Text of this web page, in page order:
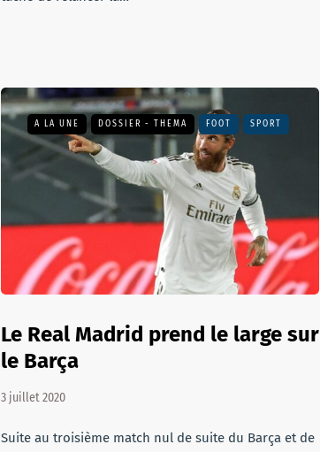
A LA UNE DOSSIER - THEMA FOOT SPORT
Le Real Madrid prend le large sur
le Barça
3 juillet 2020
Suite au troisième match nul de suite du Barça et de